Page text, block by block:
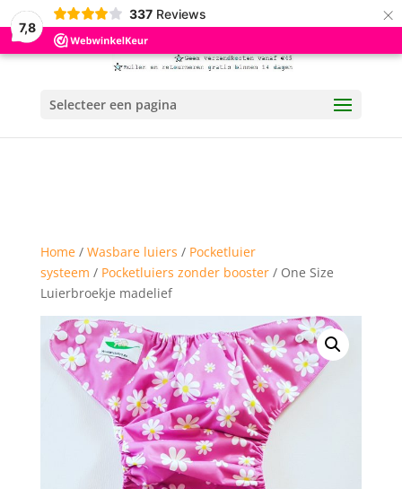
7,8
337 Reviews ×
Selecteer een pagina
Home/ Wasbare luiers / Pocketluier
systeem / Pocketluiers zonder booster/ One Size
Luierbroekje madelief